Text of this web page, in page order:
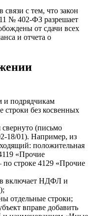
с тем, что закон
№ 402-ФЗ разрешает
от сдачи всех
и отчета о
и подрядчикам
строки без косвенных
(письмо
18/01). Например, из
положительная
«Прочие
по строке 4129 «Прочие
включает НДФЛ и
отдельные строки;
вправе добавить